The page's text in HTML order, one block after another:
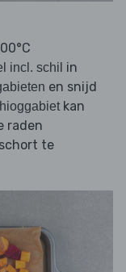
incl. schil in
en snijd
kan
raden
te